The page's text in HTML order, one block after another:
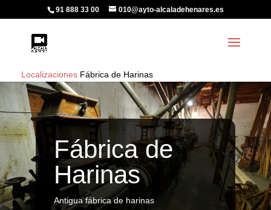
91 888 33 00 010@ayto-alcaladehenares.es
Localizaciones Fábrica de Harinas
Fábrica de
Harinas
Antigua fábrica de harinas